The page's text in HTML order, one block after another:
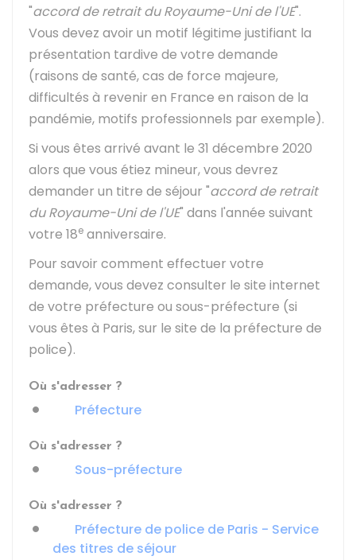
"accord de retrait du Royaume-Uni de l'UE".
Vous devez avoir un motif légitime justifiant la
présentation tardive de votre demande
(raisons de santé, cas de force majeure,
difficultés à revenir en France en raison de la
pandémie, motifs professionnels par exemple).
Si vous êtes arrivé avant le 31 décembre 2020
alors que vous étiez mineur, vous devrez
demander un titre de séjour "accord de retrait
du Royaume-Uni de l'UE" dans l'année suivant
votre 18e anniversaire.
Pour savoir comment effectuer votre
demande, vous devez consulter le site internet
de votre préfecture ou sous-préfecture (si
vous êtes à Paris, sur le site de la préfecture de
police).
Où s'adresser ?
Préfecture
Où s'adresser ?
Sous-préfecture
Où s'adresser ?
Préfecture de police de Paris - Service
des titres de séjour